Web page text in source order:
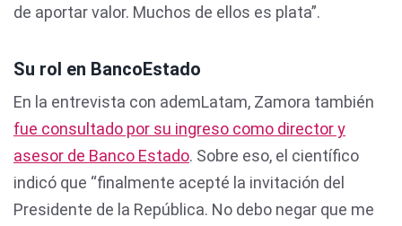
de aportar valor. Muchos de ellos es plata”.
Su rol en BancoEstado
En la entrevista con ademLatam, Zamora también
fue consultado por su ingreso como director y
asesor de Banco Estado. Sobre eso, el científico
indicó que “finalmente acepté la invitación del
Presidente de la República. No debo negar que me